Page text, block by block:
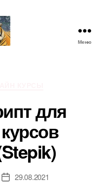
Меню
для
Дата29.08.2021